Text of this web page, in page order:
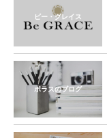
ビー・グレイス
ポラスのブログ